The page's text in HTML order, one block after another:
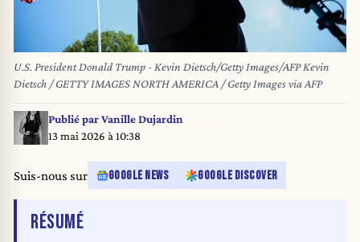
U.S. President Donald Trump - Kevin Dietsch/Getty Images/AFP Kevin
Dietsch / GETTY IMAGES NORTH AMERICA / Getty Images via AFP
Publié parVanille Dujardin
13 mai 2026 à 10:38
Suis-nous sur GOOGLE NEWS GOOGLE DISCOVER
RÉSUMÉDE L'ARTICLE